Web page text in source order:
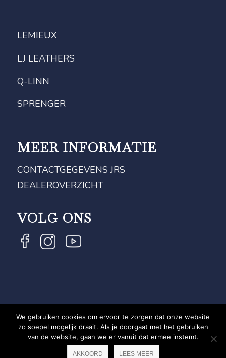
LEMIEUX
LJ LEATHERS
Q-LINN
SPRENGER
MEER INFORMATIE
CONTACTGEGEVENS JRS
DEALEROVERZICHT
VOLG ONS
COPYRIGHT JRS - EQUESTRIAN BRAND EXPERT -
PRIVACYVERKLARING
WEBSITE DOOR NEWMORE
We gebruiken cookies om ervoor te zorgen dat onze website
zo soepel mogelijk draait. Als je doorgaat met het gebruiken
van de website, gaan we er vanuit dat ermee instemt.
AKKOORD LEES MEER